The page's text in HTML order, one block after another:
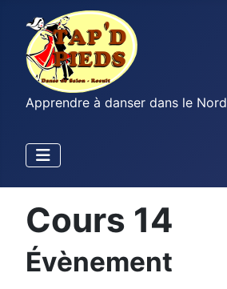
Apprendre à danser dans le Nord
Cours 14
Évènement